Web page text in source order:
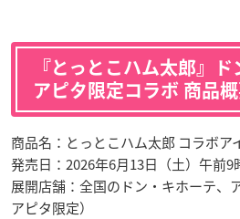
『とっとこハム太郎』ド
アピタ限定コラボ 商品
商品名：とっとこハム太郎 コラボア
発売日：2026年6月13日（土）午前
展開店舗：全国のドン・キホーテ、
アピタ限定）